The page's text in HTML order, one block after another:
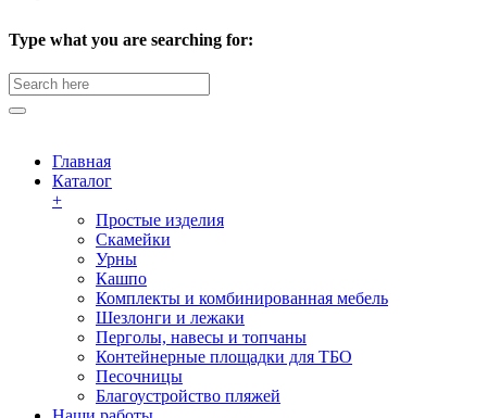
Type what you are searching for:
Search
for:
Главная
Каталог
+
Простые изделия
Скамейки
Урны
Кашпо
Комплекты и комбинированная мебель
Шезлонги и лежаки
Перголы, навесы и топчаны
Контейнерные площадки для ТБО
Песочницы
Благоустройство пляжей